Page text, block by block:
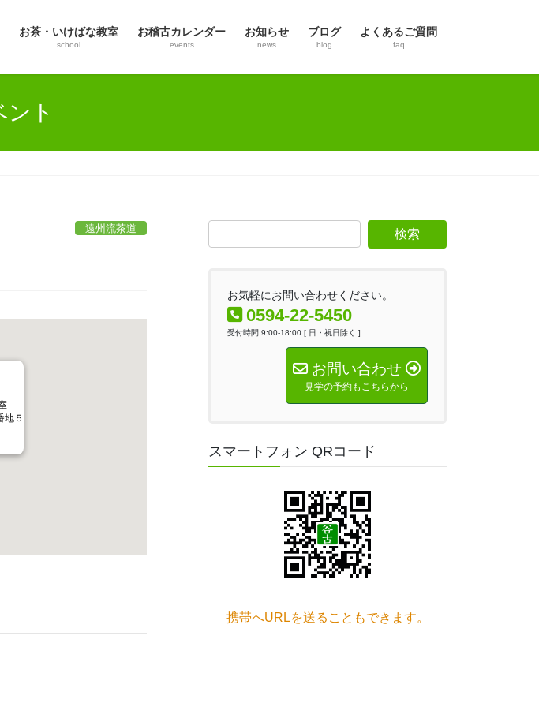
お茶・いけばな教室
school
お稽古カレンダー
events
お知らせ
news
ブログ
blog
よくあるご質問
faq
ント
遠州流茶道
地５
お気軽にお問い合わせください。
0594-22-5450
受付時間 9:00-18:00 [ 日・祝日除く ]
お問い合わせ
見学の予約もこちらから
スマートフォン QRコード
携帯へURLを送ることもできます。